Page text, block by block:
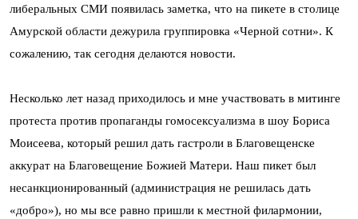
либеральных СМИ появилась заметка, что на пикете в столице
Амурской области дежурила группировка «Черной сотни». К
сожалению, так сегодня делаются новости.
Несколько лет назад приходилось и мне участвовать в митинге
протеста против пропаганды гомосексуализма в шоу Бориса
Моисеева, который решил дать гастроли в Благовещенске
аккурат на Благовещение Божией Матери. Наш пикет был
несанкционированный (администрация не решилась дать
«добро»), но мы все равно пришли к местной филармонии,